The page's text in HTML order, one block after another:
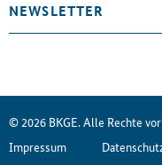
NEWSLETTER
© 2026 BKGE. Alle Rechte
Impressum